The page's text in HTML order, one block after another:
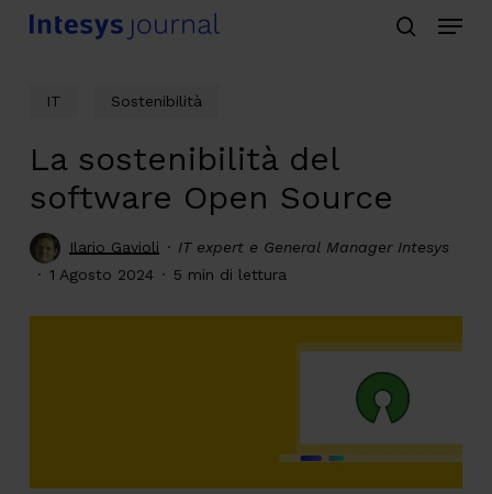
Skip
Menu
IT Sostenibilità
La sostenibilità del
software Open Source
Ilario Gavioli
IT expert e General Manager Intesys
1 Agosto 2024
5 min di lettura